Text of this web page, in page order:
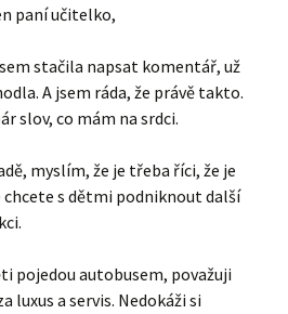
paní učitelko,
stačila napsat komentář, už
A jsem ráda, že právě takto.
slov, co mám na srdci.
myslím, že je třeba říci, že je
chcete s dětmi podniknout další
pojedou autobusem, považuji
luxus a servis. Nedokáži si